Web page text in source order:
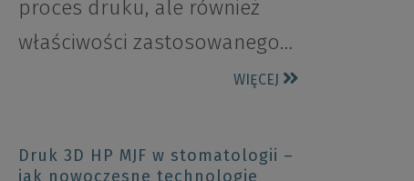
proces druku, ale również
właściwości zastosowanego…
WIĘCEJ
Druk 3D HP MJF w stomatologii –
jak nowoczesne technologie